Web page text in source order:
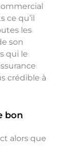
ce qu’il
les
son
qui le
crédible à
bon
alors que